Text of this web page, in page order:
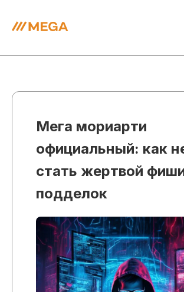
Мега мориарти
официальный: как
стать жертвой
подделок